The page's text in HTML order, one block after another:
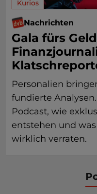
Kurios
Nachrichten
Gala fürs
Personalien
fundierte
Podcast, wie
entstehen und
wirklich verraten.